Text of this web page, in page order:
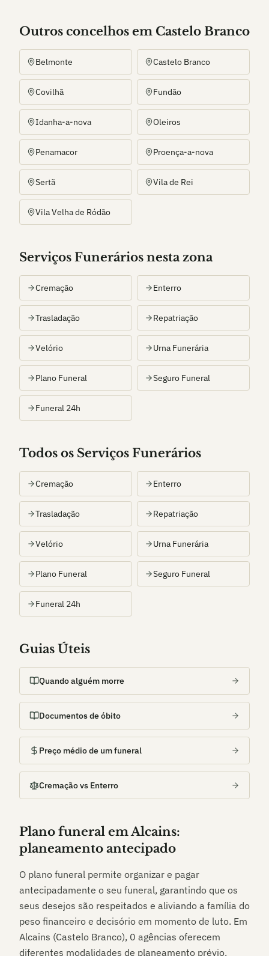
Outros concelhos em Castelo Branco
Belmonte Castelo Branco
Covilhã Fundão
Idanha-a-nova Oleiros
Penamacor Proença-a-nova
Sertã Vila de Rei
Vila Velha de Ródão
Serviços Funerários nesta zona
Cremação Enterro
Trasladação Repatriação
Velório Urna Funerária
Plano Funeral Seguro Funeral
Funeral 24h
Todos os Serviços Funerários
Cremação Enterro
Trasladação Repatriação
Velório Urna Funerária
Plano Funeral Seguro Funeral
Funeral 24h
Guias Úteis
Quando alguém morre
Documentos de óbito
Preço médio de um funeral
Cremação vs Enterro
Plano funeral emAlcains:
planeamento antecipado
O plano funeral permite organizar e pagar
antecipadamente o seu funeral, garantindo que os
seus desejos são respeitados e aliviando a família do
peso financeiro e decisório em momento de luto. Em
Alcains (Castelo Branco), 0 agências oferecem
diferentes modalidades de planeamento prévio.